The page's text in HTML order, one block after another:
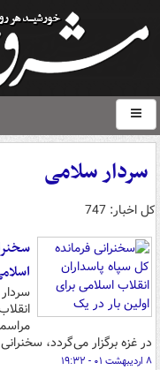
سردار سلامی
کل اخبار: 747
در غزه برگزار می‌گردد،
۸ اردیبهشت ۰۱ - ۱۹:۳۲